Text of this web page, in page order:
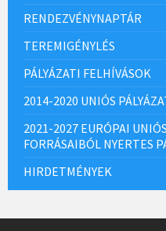
RENDEZVÉNYNAPTÁR
TEREMIGÉNYLÉS
PÁLYÁZATI FELHÍVÁSOK
2014-2020 UNIÓS
2021-2027 EURÓPAI
FORRÁSAIBÓL NYERTES
HIRDETMÉNYEK